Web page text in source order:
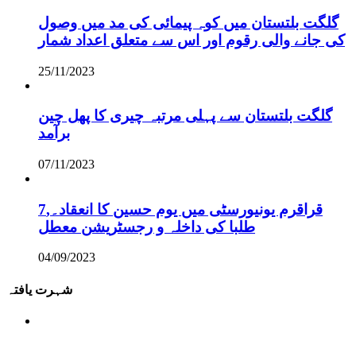
گلگت بلتستان میں کوہ پیمائی کی مد میں وصول
کی جانے والی رقوم اور اس سے متعلق اعداد شمار
25/11/2023
گلگت بلتستان سے پہلی مرتبہ چیری کا پھل چین
برآمد
07/11/2023
قراقرم یونیورسٹی میں یوم حسین کا انعقاد۔,7
طلبا کی داخلہ و رجسٹریشن معطل
04/09/2023
شہرت یافتہ